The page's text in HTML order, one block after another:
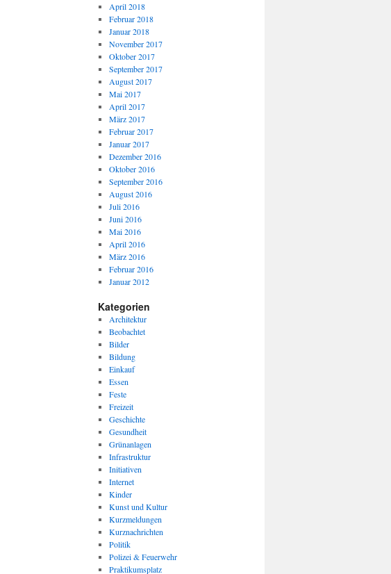
April 2018
Februar 2018
Januar 2018
November 2017
Oktober 2017
September 2017
August 2017
Mai 2017
April 2017
März 2017
Februar 2017
Januar 2017
Dezember 2016
Oktober 2016
September 2016
August 2016
Juli 2016
Juni 2016
Mai 2016
April 2016
März 2016
Februar 2016
Januar 2012
Kategorien
Architektur
Beobachtet
Bilder
Bildung
Einkauf
Essen
Feste
Freizeit
Geschichte
Gesundheit
Grünanlagen
Infrastruktur
Initiativen
Internet
Kinder
Kunst und Kultur
Kurzmeldungen
Kurznachrichten
Politik
Polizei & Feuerwehr
Praktikumsplatz